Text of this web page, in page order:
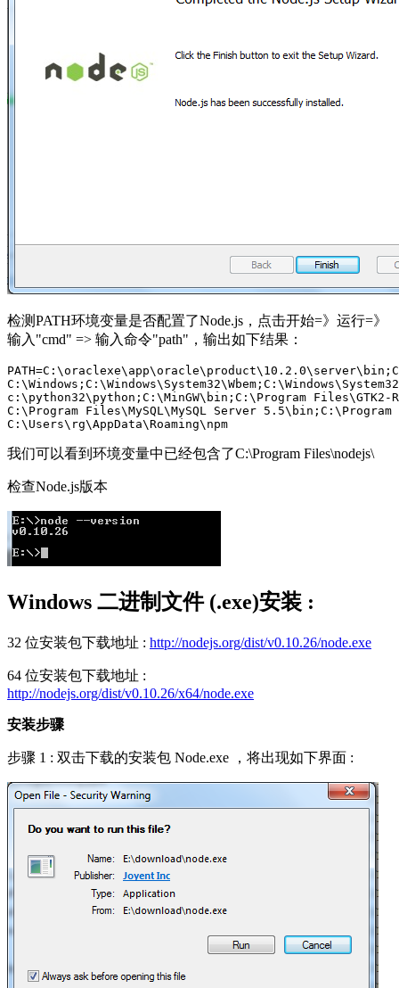
检测PATH环境变量是否配置了Node.js，点击开始=》运行=》
输入"cmd" => 输入命令"path"，输出如下结果：
c:\python32\python;C:\MinGW\bin;C:\Program
C:\Program Files\MySQL\MySQL Server
我们可以看到环境变量中已经包含了C:\Program Files\nodejs\
检查Node.js版本
Windows 二进制文件 (.exe)安装 :
32 位安装包下载地址 : http://nodejs.org/dist/v0.10.26/node.exe
64 位安装包下载地址 :
http://nodejs.org/dist/v0.10.26/x64/node.exe
安装步骤
步骤 1 : 双击下载的安装包 Node.exe ，将出现如下界面 :